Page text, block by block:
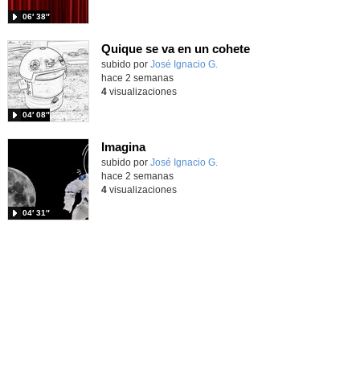
06′ 38″
Quique se va en un cohete
Contenido educativo.
subido por José Ignacio G.
04′ 08″
hace 2 semanas
4visualizaciones
Imagina
Contenido educativo.
subido por José Ignacio G.
04′ 31″
hace 2 semanas
4visualizaciones